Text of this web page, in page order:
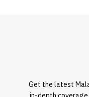
Get the latest